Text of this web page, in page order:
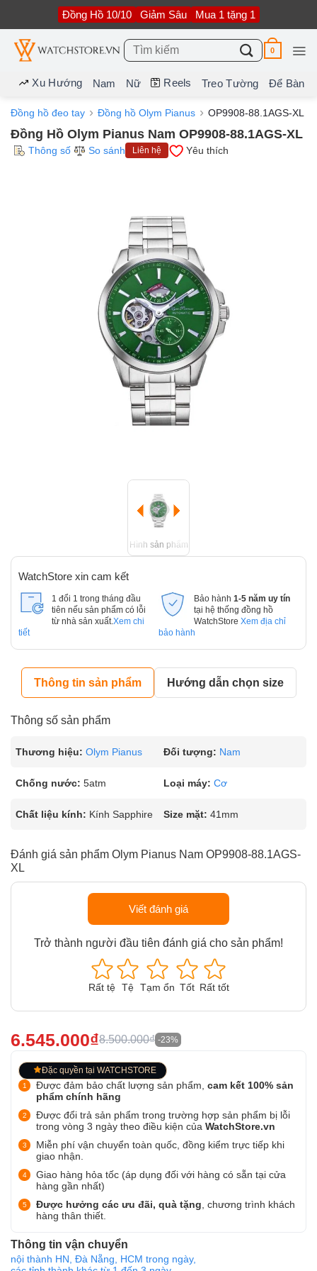
nội
dung
Đồng Hồ 10/10 Giảm Sâu Mua 1 tặng 1
Tìm
kiếm:
0
Xu Hướng Nam Nữ Reels Treo Tường Để Bàn
Đồng hồ đeo tay Đồng hồ Olym Pianus OP9908-88.1AGS-XL
Đồng Hồ Olym Pianus Nam OP9908-88.1AGS-XL
Thông số So sánh Liên hệ Yêu thích
Hình sản phẩm
WatchStore xin cam kết
1 đổi 1 trong tháng đầu
tiên nếu sản phẩm có lỗi
từ nhà sản xuất. Xem chi
tiết
Bảo hành 1-5 năm uy tín
tại hệ thống đồng hồ
WatchStore Xem địa chỉ
bảo hành
Thông tin sản phẩm Hướng dẫn chọn size
Thông số sản phẩm
Thương hiệu: Olym Pianus Đối tượng: Nam
Chống nước: 5atm Loại máy: Cơ
Chất liệu kính: Kính Sapphire Size mặt: 41mm
Đánh giá sản phẩm Olym Pianus Nam OP9908-88.1AGS-
XL
Viết đánh giá
Trở thành người đầu tiên đánh giá cho sản phẩm!
Rất tệ Tệ Tạm ổn Tốt Rất tốt
6.545.000₫8.500.000₫ -23%
Đặc quyền tại WATCHSTORE
Được đảm bảo chất lượng sản phẩm, cam kết 100% sản
phẩm chính hãng
Được đổi trả sản phẩm trong trường hợp sản phẩm bị lỗi
trong vòng 3 ngày theo điều kiện của WatchStore.vn
Miễn phí vận chuyển toàn quốc, đồng kiểm trực tiếp khi
giao nhận.
Giao hàng hỏa tốc (áp dụng đối với hàng có sẵn tại cửa
hàng gần nhất)
Được hưởng các ưu đãi, quà tặng , chương trình khách
hàng thân thiết.
Thông tin vận chuyển
nội thành HN, Đà Nẵng, HCM trong ngày,